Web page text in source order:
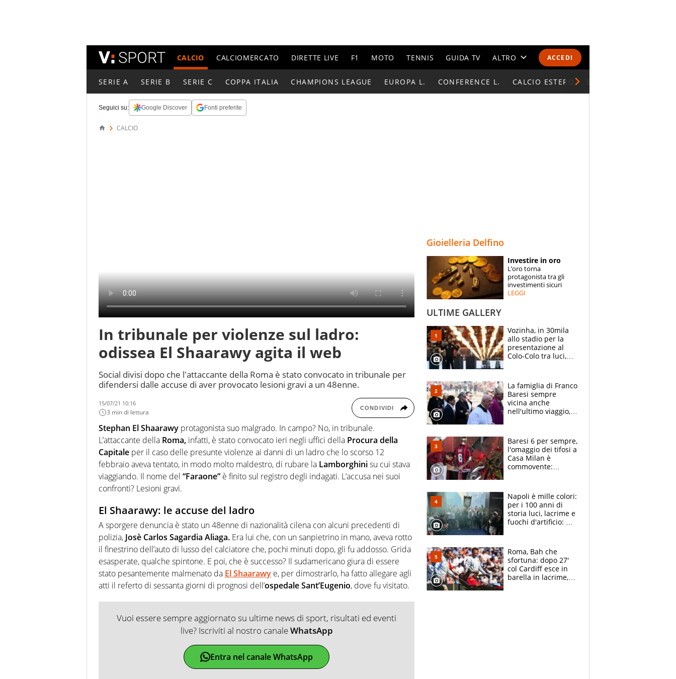
ACCEDI
CALCIO CALCIOMERCATO DIRETTE LIVE F1 MOTO TENNIS GUIDA TV ALTRO
CALENDARI E CLASSIFICHE
ESPERTI
CONTATTI
SERIE A SERIE B SERIE C COPPA ITALIA CHAMPIONS LEAGUE EUROPA L. CONFERENCE L. CALCIO ESTERO
Seguici su: Google Discover Fonti preferite
CALCIO
In tribunale per violenze sul ladro:
odissea El Shaarawy agita il web
Social divisi dopo che l'attaccante della Roma è stato convocato in tribunale per
difendersi dalle accuse di aver provocato lesioni gravi a un 48enne.
15/07/21 10:16
3 min di lettura CONDIVIDI
Stephan El Shaarawy protagonista suo malgrado. In campo? No, in tribunale.
L’attaccante della Roma, infatti, è stato convocato ieri negli uffici della Procura della
Capitale per il caso delle presunte violenze ai danni di un ladro che lo scorso 12
febbraio aveva tentato, in modo molto maldestro, di rubare la Lamborghinisu cui stava
viaggiando. Il nome del “Faraone” è finito sul registro degli indagati. L’accusa nei suoi
confronti? Lesioni gravi.
El Shaarawy: le accuse del ladro
A sporgere denuncia è stato un 48enne di nazionalità cilena con alcuni precedenti di
polizia, Josè Carlos Sagardia Aliaga. Era lui che, con un sanpietrino in mano, aveva rotto
il finestrino dell’auto di lusso del calciatore che, pochi minuti dopo, gli fu addosso. Grida
esasperate, qualche spintone. E poi, che è successo? Il sudamericano giura di essere
stato pesantemente malmenato da El Shaarawy e, per dimostrarlo, ha fatto allegare agli
atti il referto di sessanta giorni di prognosi dell’ospedale Sant’Eugenio, dove fu visitato.
Vuoi essere sempre aggiornato su ultime news di sport, risultati ed eventi
live? Iscriviti al nostro canaleWhatsApp
Entra nel canale WhatsApp
Gioielleria Delfino
Investire in oro
L’oro torna
protagonista tra gli
investimenti sicuri
LEGGI
ULTIME GALLERY
Vozinha, in 30mila
allo stadio per la
presentazione al
Colo-Colo tra luci,
La famiglia di Franco
Baresi sempre
vicina anche
nell'ultimo viaggio,
circondati
dall'affetto dei tifosi
Baresi 6 per sempre,
l'omaggio dei tifosi a
Casa Milan è
commovente:
bigliettini
Napoli è mille colori:
per i 100 anni di
storia luci, lacrime e
fuochi d'artificio: De
Roma, Bah che
sfortuna: dopo 27'
col Cardiff esce in
barella in lacrime,